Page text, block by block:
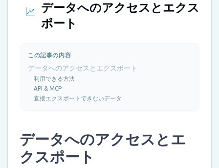
データへのアクセスとエクス
ポート
この記事の内容
データへのアクセスとエクスポート
利用できる方法
API & MCP
直接エクスポートできないデータ
データへのアクセスとエ
クスポート